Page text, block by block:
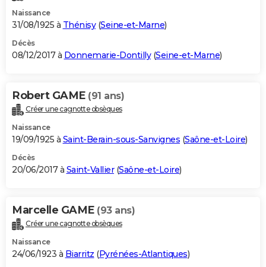
Naissance
31/08/1925 à Thénisy(Seine-et-Marne)
Décès
08/12/2017 à Donnemarie-Dontilly(Seine-et-Marne)
Robert GAME (91 ans)
Créer une cagnotte obsèques
Naissance
19/09/1925 à Saint-Berain-sous-Sanvignes (Saône-et-Loire)
Décès
20/06/2017 à Saint-Vallier(Saône-et-Loire)
Marcelle GAME (93 ans)
Créer une cagnotte obsèques
Naissance
24/06/1923 à Biarritz (Pyrénées-Atlantiques)